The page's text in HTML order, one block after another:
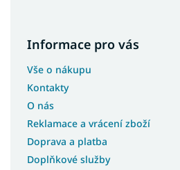
Informace pro vás
Vše o nákupu
Kontakty
O nás
Reklamace a vrácení zboží
Doprava a platba
Doplňkové služby